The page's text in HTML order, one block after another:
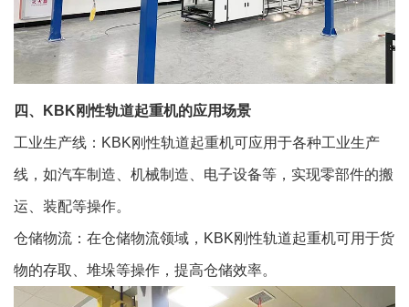
四、KBK刚性轨道起重机的应用场景
工业生产线：KBK刚性轨道起重机可应用于各种工业生产
线，如汽车制造、机械制造、电子设备等，实现零部件的搬
运、装配等操作。
仓储物流：在仓储物流领域，KBK刚性轨道起重机可用于货
物的存取、堆垛等操作，提高仓储效率。